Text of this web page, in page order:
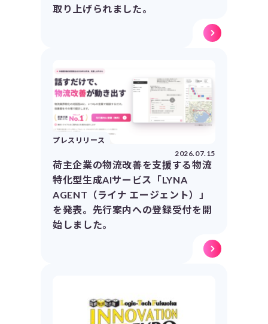
取り上げられました。
プレスリリース
2026.07.15
荷主企業の物流改善を支援する物流
特化型生成AIサービス「LYNA
AGENT（ライナ エージェント）」
を発表。先行案内への登録受付を開
始しました。